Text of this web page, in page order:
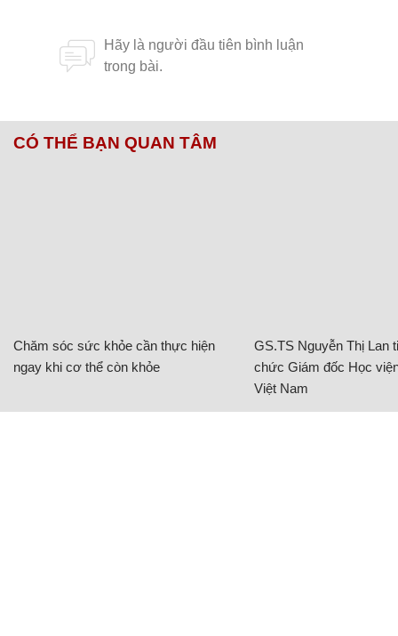
CÓ THỂ BẠN QUAN TÂM
Chăm sóc sức khỏe cần thực hiện
ngay khi cơ thể còn khỏe
GS.TS Nguyễn Thị Lan
chức Giám đốc Học
Việt Nam